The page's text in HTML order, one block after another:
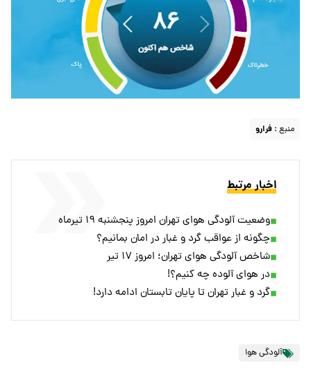
منبع : فرارو
اخبار مرتبط
وضعیت آلودگی هوای تهران امروز پنجشنبه ۱۹ تیرماه
چگونه از عواقب گرد و غبار در امان بمانیم؟
شاخص آلودگی هوای تهران؛ امروز ۱۷ تیر
در هوای آلوده چه کنیم؟!
گرد و غبار تهران تا پایان تابستان ادامه دارد!
آلودگی هوا